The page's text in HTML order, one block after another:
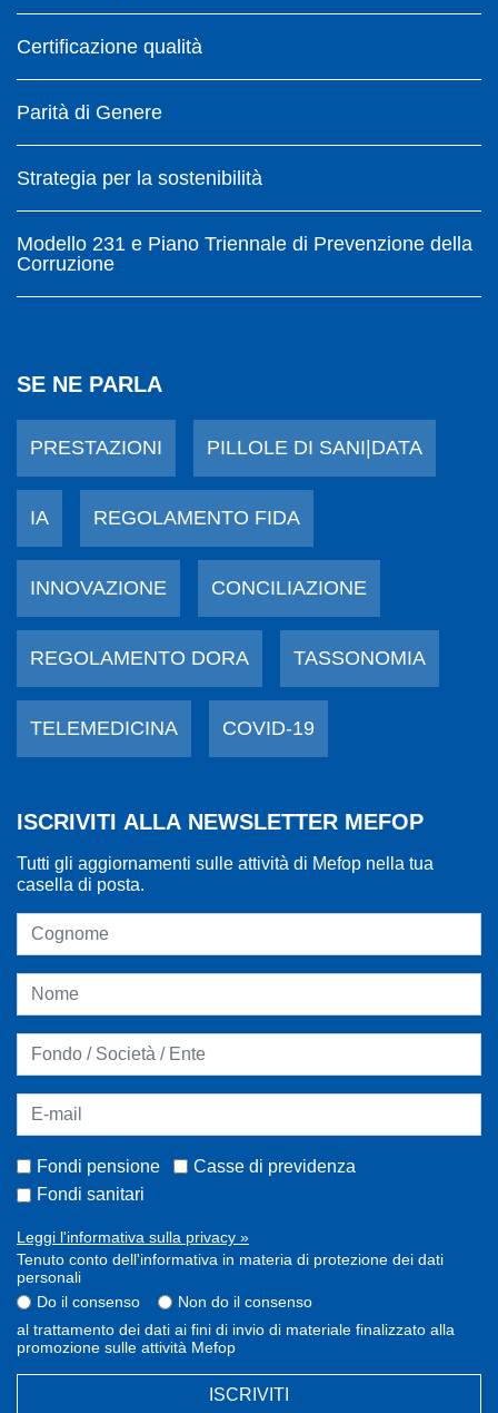
Certificazione qualità
Parità di Genere
Strategia per la sostenibilità
Modello 231 e Piano Triennale di Prevenzione della
Corruzione
SE NE PARLA
PRESTAZIONI PILLOLE DI SANI|DATA
IA REGOLAMENTO FIDA
INNOVAZIONE CONCILIAZIONE
REGOLAMENTO DORA TASSONOMIA
TELEMEDICINA COVID-19
ISCRIVITI ALLA NEWSLETTER MEFOP
Tutti gli aggiornamenti sulle attività di Mefop nella tua
casella di posta.
Fondi pensione
Casse di previdenza
Fondi sanitari
Leggi l'informativa sulla privacy »
Tenuto conto dell'informativa in materia di protezione dei dati
personali
Do il consenso
Non do il consenso
al trattamento dei dati ai fini di invio di materiale finalizzato alla
promozione sulle attività Mefop
ISCRIVITI